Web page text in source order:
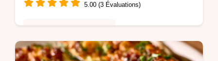
5.00 (3 Évaluations)
L'astuce pour réussir permet d'éviter l'eau